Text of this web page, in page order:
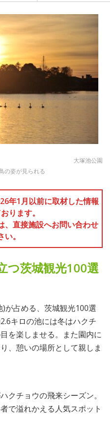
大塚池公園
の姿が見られる
年1月以前に取材した情報
ります。
、直接施設へお問い合わせ
い。
つ茨城観光100選
が占める、茨城観光100選
キロの池には冬はハクチ
を楽しませる。また園内に
、憩いの場所として親しま
クチョウの飛来シーズン。
で溢れかえる人気スポット